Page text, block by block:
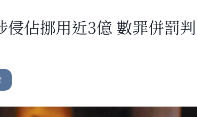
佔挪用近3億 數罪併罰